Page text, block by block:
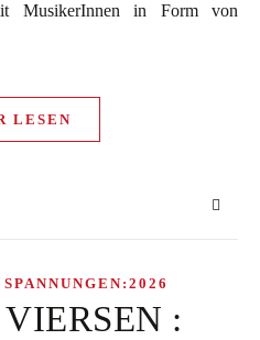
MusikerInnen in Form von
LESEN
SPANNUNGEN:2026
: